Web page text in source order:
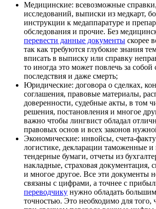
Медицинские: всевозможные справки,
исследований, выписки из медкарт,
инструкции к медаппаратуре и
обследования и прочие. Без
перевести данные документы скорее
так как требуются глубокие знания
вписать в выписку или справку
то иногда это может повлечь за собой
последствия и даже смерть;
Юридические: договора о сделках,
соглашения, правовые материалы,
доверенности, судебные акты, в том
решения, постановления и многое
важно чтобы лингвист обладал
правовых основ и всех законов
Экономические: инвойсы, счета-
логистике, декларации таможенные и
тендерные бумаги, отчеты из
накладные, страховая документация,
и многое другое. Все эти документы
связаны с цифрами, а точнее с
переводчику нужно обладать
точностью. Это необходимо для того,